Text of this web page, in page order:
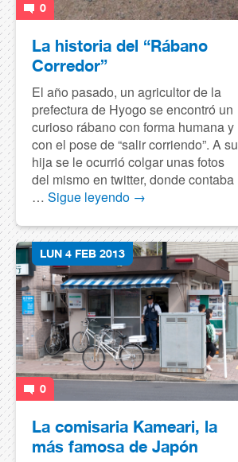
0
La historia del “Rábano
Corredor”
El año pasado, un agricultor de la
prefectura de Hyogo se encontró un
curioso rábano con forma humana y
con el pose de “salir corriendo”. A su
hija se le ocurrió colgar unas fotos
del mismo en twitter, donde contaba
… Sigue leyendo →
LUN 4 FEB 2013
0
La comisaria Kameari, la
más famosa de Japón